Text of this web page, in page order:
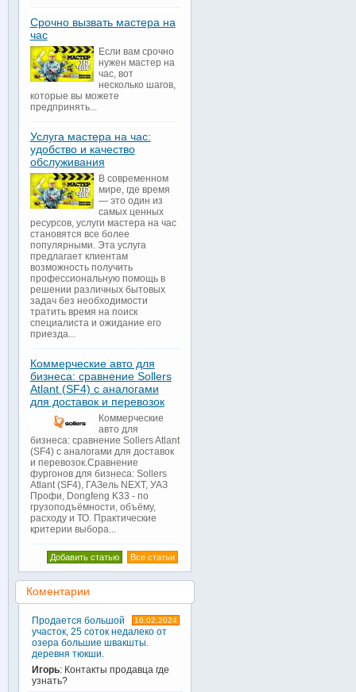
Срочно вызвать мастера на
час
Если вам срочно
нужен мастер на
час, вот
несколько шагов,
которые вы можете
предпринять...
Услуга мастера на час:
удобство и качество
обслуживания
В современном
мире, где время
— это один из
самых ценных
ресурсов, услуги мастера на час
становятся все более
популярными. Эта услуга
предлагает клиентам
возможность получить
профессиональную помощь в
решении различных бытовых
задач без необходимости
тратить время на поиск
специалиста и ожидание его
приезда...
Коммерческие авто для
бизнеса: сравнение Sollers
Atlant (SF4) с аналогами
для доставок и перевозок
Коммерческие
авто для
бизнеса: сравнение Sollers Atlant
(SF4) с аналогами для доставок
и перевозок.Сравнение
фургонов для бизнеса: Sollers
Atlant (SF4), ГАЗель NEXT, УАЗ
Профи, Dongfeng K33 - по
грузоподъёмности, объёму,
расходу и ТО. Практические
критерии выбора...
Все статьи
Добавить статью
Коментарии
16.02.2024
Продается большой
участок, 25 соток недалеко от
озера большие швакшты.
деревня тюкши.
Игорь: Контакты продавца где
узнать?